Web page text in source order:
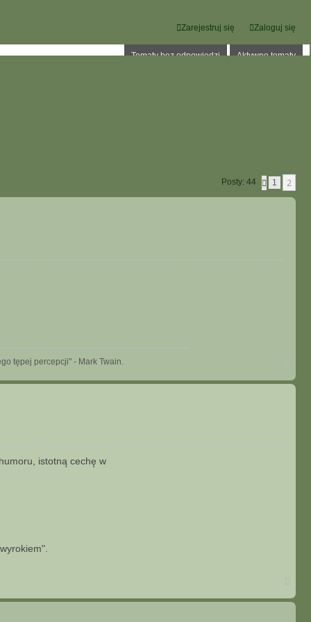
Zaloguj się
Zarejestruj się
Tematy bez odpowiedzi Aktywne tematy
Posty: 44
P
O
I
1 2
tępej percepcji" - Mark Twain.
g
istotną cechę w
g